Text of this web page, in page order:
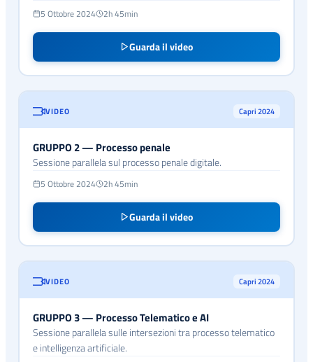
5 Ottobre 2024 2h 45min
Guarda il video
VIDEO Capri 2024
GRUPPO 2 — Processo penale
Sessione parallela sul processo penale digitale.
5 Ottobre 2024 2h 45min
Guarda il video
VIDEO Capri 2024
GRUPPO 3 — Processo Telematico e AI
Sessione parallela sulle intersezioni tra processo telematico
e intelligenza artificiale.